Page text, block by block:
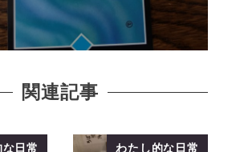
関連記事
日常 わたし的な日常